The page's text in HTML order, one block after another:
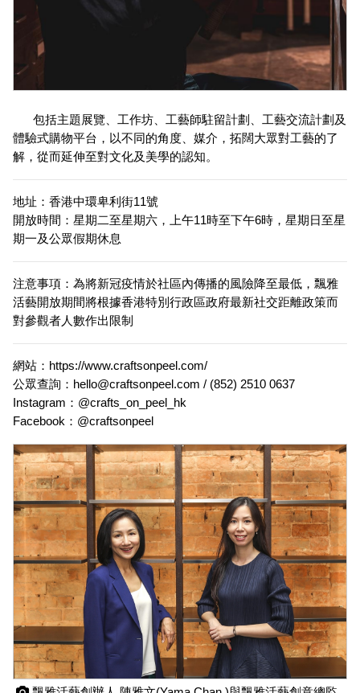
包括主題展覽、工作坊、工藝師駐留計劃、工藝交流計劃及
體驗式購物平台，以不同的角度、媒介，拓闊大眾對工藝的了
解，從而延伸至對文化及美學的認知。
地址：香港中環卑利街11號
開放時間：星期二至星期六，上午11時至下午6時，星期日至星
期一及公眾假期休息
注意事項：為將新冠疫情於社區內傳播的風險降至最低，飄雅
活藝開放期間將根據香港特別行政區政府最新社交距離政策而
對參觀者人數作出限制
網站： https://www.craftsonpeel.com/
公眾查詢：hello@craftsonpeel.com / (852) 2510 0637
Instagram：@crafts_on_peel_hk
Facebook：@craftsonpeel